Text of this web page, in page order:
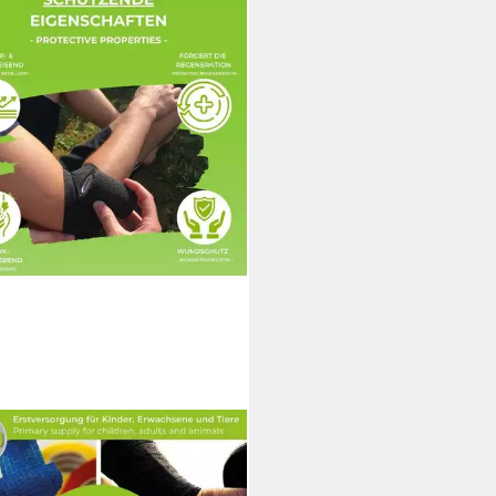
Kennen-Lern-Angebot
Pflasterverband -